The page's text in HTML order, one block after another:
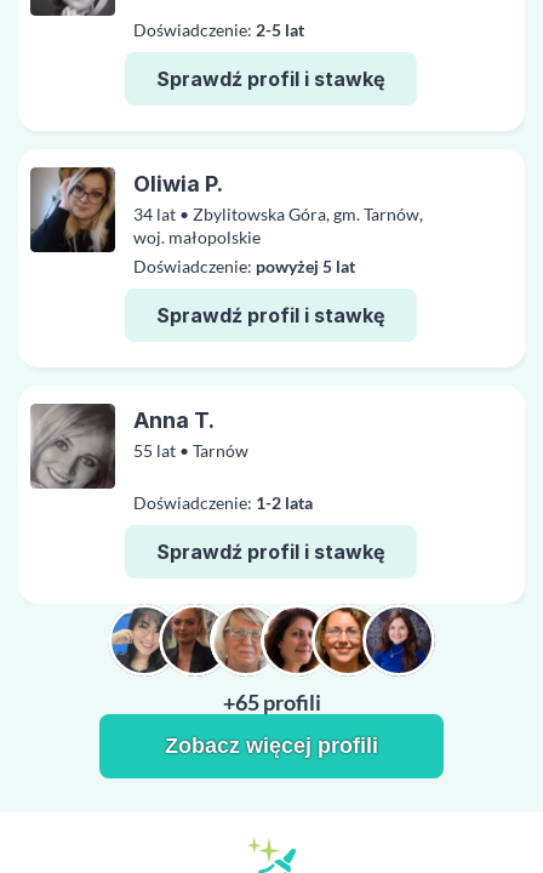
Doświadczenie: 2-5 lat
Sprawdź profil i stawkę
34 lat • Zbylitowska Góra, gm. Tarnów,
woj. małopolskie
Doświadczenie: powyżej 5 lat
Sprawdź profil i stawkę
Oliwia P.
55 lat • Tarnów
Doświadczenie: 1-2 lata
Sprawdź profil i stawkę
Anna T.
+65 profili
Zobacz więcej profili